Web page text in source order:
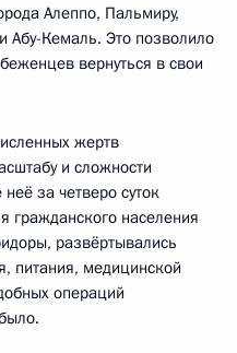
Алеппо, Пальмиру,
Абу-Кемаль. Это позволило
вернуться в свои
жертв
и сложности
за четверо суток
гражданского населения
развёртывались
питания, медицинской
операций